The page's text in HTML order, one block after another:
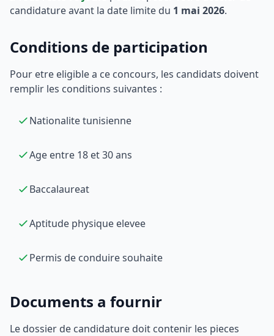
candidature avant la date limite du 1 mai 2026.
Conditions de participation
Pour etre eligible a ce concours, les candidats doivent
remplir les conditions suivantes :
Nationalite tunisienne
Age entre 18 et 30 ans
Baccalaureat
Aptitude physique elevee
Permis de conduire souhaite
Documents a fournir
Le dossier de candidature doit contenir les pieces